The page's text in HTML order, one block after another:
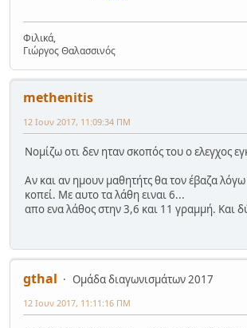
Φιλικά,
Γιώργος Θαλασσινός
methenitis
12 Ιουν 2017, 11:09:34 ΠΜ
Νομίζω οτι δεν ηταν σκοπός του ο ελεγχος
Αν και αν ημουν μαθητήτς θα τον έβαζα
κοπεί. Με αυτο τα λάθη ειναι 6...
απο ενα λάθος στην 3,6 και 11 γραμμή. Και
gthal
Ομάδα διαγωνισμάτων 2017
12 Ιουν 2017, 11:11:16 ΠΜ